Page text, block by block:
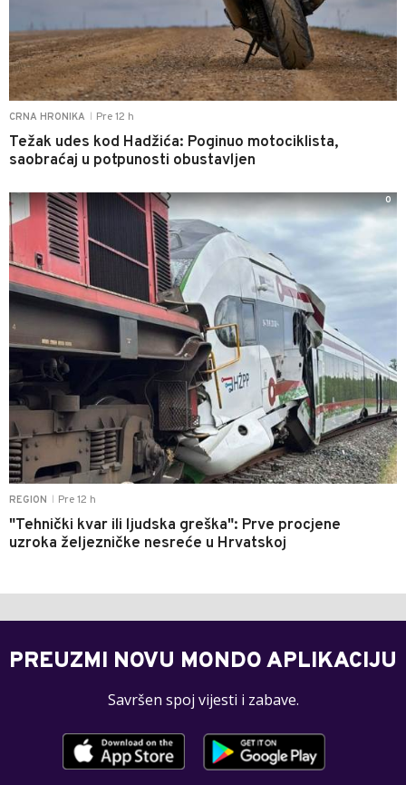
CRNA HRONIKA Pre 12 h
Težak udes kod Hadžića: Poginuo motociklista,
saobraćaj u potpunosti obustavljen
REGION Pre 12 h
"Tehnički kvar ili ljudska greška": Prve procjene
uzroka željezničke nesreće u Hrvatskoj
0
PREUZMI NOVU MONDO APLIKACIJU
Savršen spoj vijesti i zabave.